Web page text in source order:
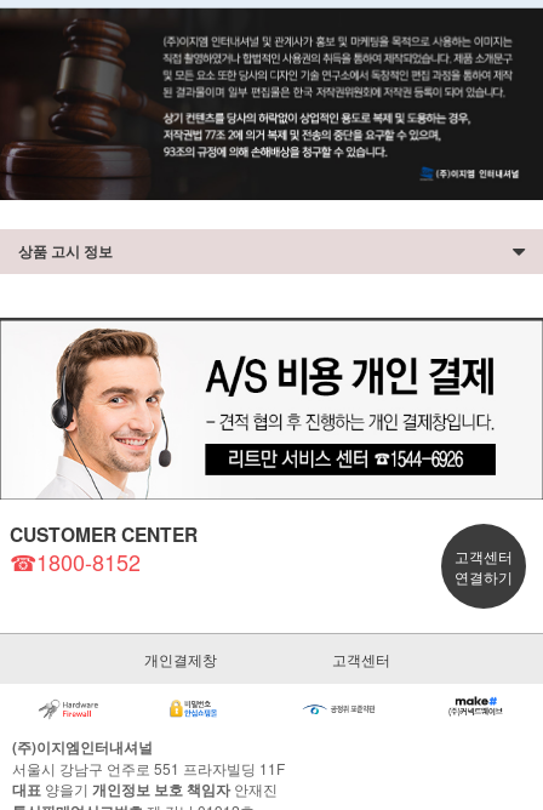
상품 고시 정보
CUSTOMER CENTER
☎1800-8152
고객센터
연결하기
개인결제창 고객센터
(주)이지엠인터내셔널
서울시 강남구 언주로 551 프라자빌딩 11F
대표 양을기 개인정보 보호 책임자안재진